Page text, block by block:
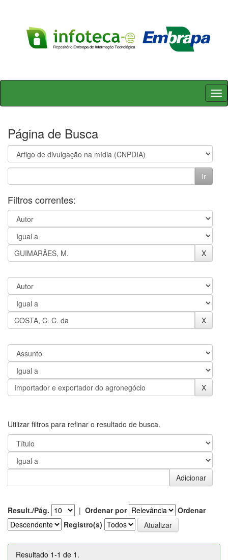
Skip
Página de Busca
Filtros correntes:
Utilizar filtros para refinar o resultado de busca.
Result./Pág. | Ordenar por
Ordenar
Registro(s)
Resultado 1-1 de 1.